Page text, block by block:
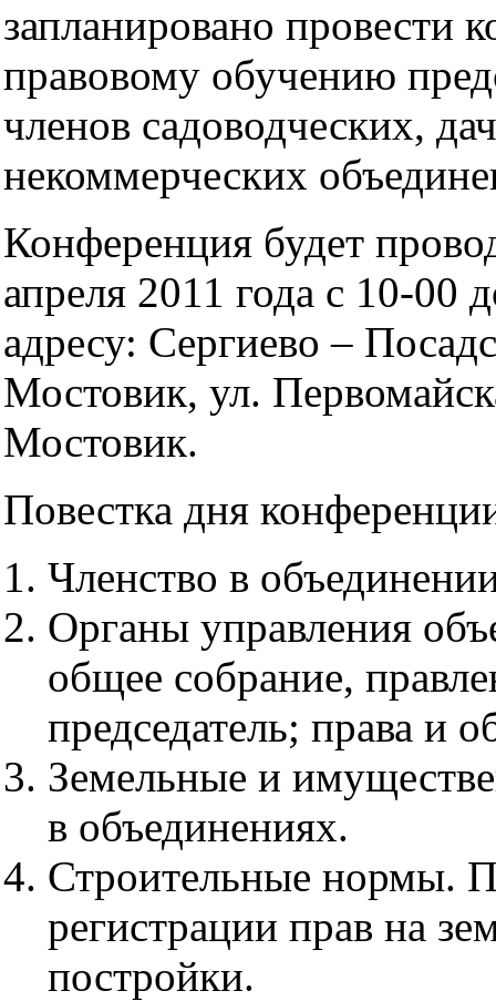
запланировано провести
правовому обучению
членов садоводческих,
некоммерческих
Конференция будет
апреля 2011 года с 10-00
адресу: Сергиево –
Мостовик, ул.
Мостовик.
Повестка дня
Членство в
Органы управления
общее собрание,
председатель; права и
Земельные и
в объединениях.
Строительные нормы.
регистрации прав на
постройки.